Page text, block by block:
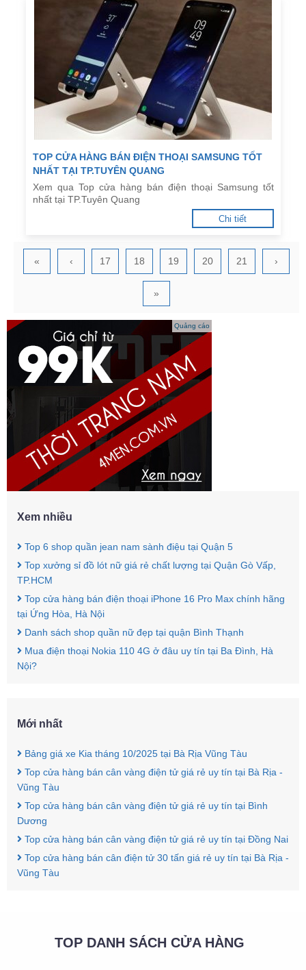
TOP CỬA HÀNG BÁN ĐIỆN THOẠI SAMSUNG TỐT
NHẤT TẠI TP.TUYÊN QUANG
Xem qua Top cửa hàng bán điện thoại Samsung tốt
nhất tại TP.Tuyên Quang
Chi tiết
« ‹ 17 18 19 20 21 ›
»
Quảng cáo
Xem nhiều
Top 6 shop quần jean nam sành điệu tại Quận 5
Top xưởng sỉ đồ lót nữ giá rẻ chất lượng tại Quận Gò Vấp,
TP.HCM
Top cửa hàng bán điện thoại iPhone 16 Pro Max chính hãng
tại Ứng Hòa, Hà Nội
Danh sách shop quần nữ đẹp tại quận Bình Thạnh
Mua điện thoại Nokia 110 4G ở đâu uy tín tại Ba Đình, Hà
Nội?
Mới nhất
Bảng giá xe Kia tháng 10/2025 tại Bà Rịa Vũng Tàu
Top cửa hàng bán cân vàng điện tử giá rẻ uy tín tại Bà Rịa -
Vũng Tàu
Top cửa hàng bán cân vàng điện tử giá rẻ uy tín tại Bình
Dương
Top cửa hàng bán cân vàng điện tử giá rẻ uy tín tại Đồng Nai
Top cửa hàng bán cân điện tử 30 tấn giá rẻ uy tín tại Bà Rịa -
Vũng Tàu
TOP DANH SÁCH CỬA HÀNG